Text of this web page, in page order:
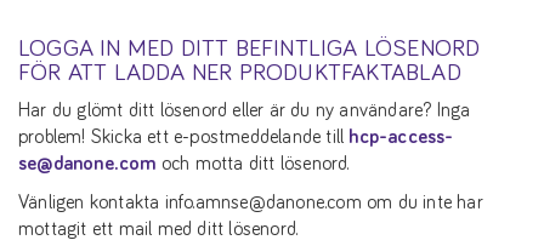
LOGGA IN MED DITT BEFINTLIGA LÖSENORD
FÖR ATT LADDA NER PRODUKTFAKTABLAD
Har du glömt ditt lösenord eller är du ny användare? Inga
problem! Skicka ett e-postmeddelande till hcp-access-
se@danone.com och motta ditt lösenord.
Vänligen kontakta info.amnse@danone.com om du inte har
mottagit ett mail med ditt lösenord.